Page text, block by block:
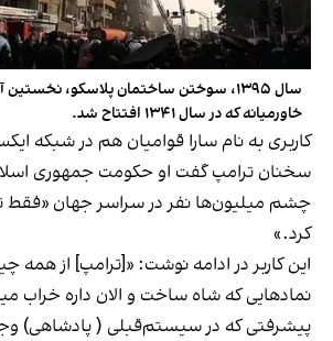
سال ۱۳۹۵، سوختن ساختمان پلاسکو،
خاورمیانه که در سال ۱۳۴۱ افتتاح شد.
کاربری به نام سارا قوامیان هم در شبکه
سخنان ترامپ گفت او حکومت جمهوری
چشم میلیون‌ها نفر در سراسر جهان «فقط
کرد.»
این کاربر در ادامه نوشت: «[ترامپ] از همه
نمادهایی که شاه ساخت و الان داره خراب
پیشرفتی که در سیستم‌قبلی ( پادشاهی)